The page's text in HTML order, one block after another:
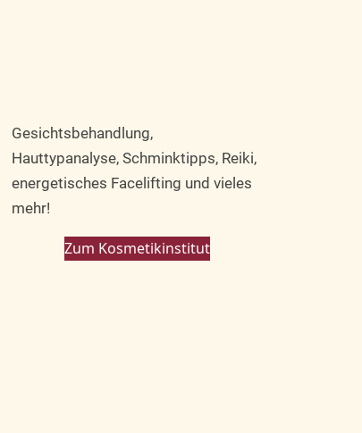
Gesichtsbehandlung,
Hauttypanalyse, Schminktipps, Reiki,
energetisches Facelifting und vieles
mehr!
Zum Kosmetikinstitut